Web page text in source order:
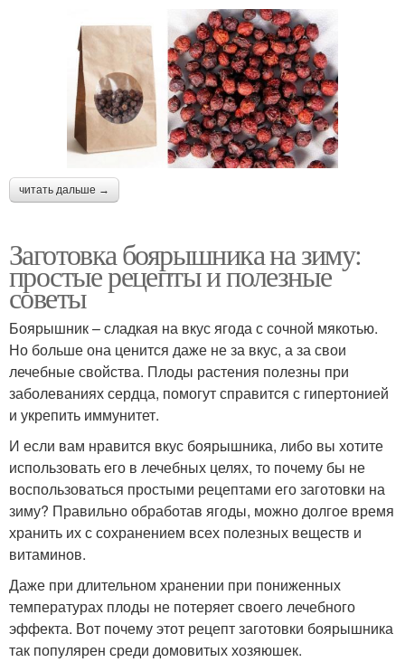
читать дальше →
Заготовка боярышника на зиму:
простые рецепты и полезные
советы
Боярышник – сладкая на вкус ягода с сочной мякотью.
Но больше она ценится даже не за вкус, а за свои
лечебные свойства. Плоды растения полезны при
заболеваниях сердца, помогут справится с гипертонией
и укрепить иммунитет.
И если вам нравится вкус боярышника, либо вы хотите
использовать его в лечебных целях, то почему бы не
воспользоваться простыми рецептами его заготовки на
зиму? Правильно обработав ягоды, можно долгое время
хранить их с сохранением всех полезных веществ и
витаминов.
Даже при длительном хранении при пониженных
температурах плоды не потеряет своего лечебного
эффекта. Вот почему этот рецепт заготовки боярышника
так популярен среди домовитых хозяюшек.